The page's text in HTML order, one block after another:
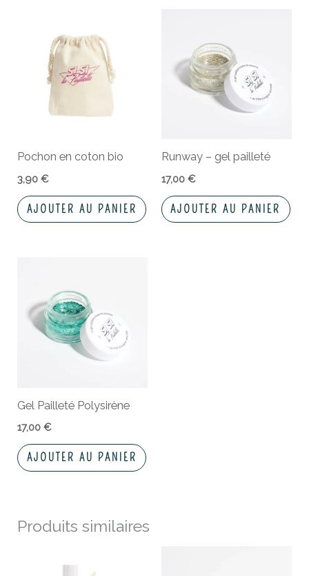
Pochon en coton bio
3,90€
AJOUTER AU PANIER
Runway – gel pailleté
17,00 €
AJOUTER AU PANIER
Gel Pailleté Polysirène
17,00€
AJOUTER AU PANIER
Produits similaires